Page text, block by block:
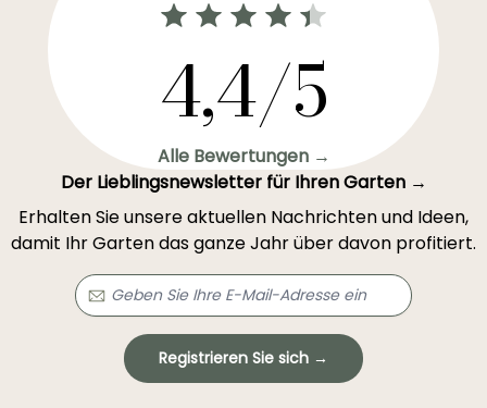
4,4/5
Alle Bewertungen →
Der Lieblingsnewsletter für Ihren Garten →
Erhalten Sie unsere aktuellen Nachrichten und Ideen,
damit Ihr Garten das ganze Jahr über davon profitiert.
Registrieren Sie sich →